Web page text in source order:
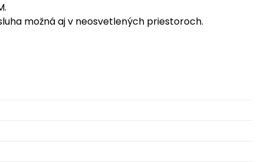
možná aj v neosvetlených priestoroch.